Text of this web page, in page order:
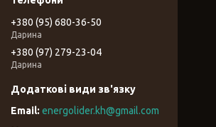
+380 (95) 680-36-50
Дарина
+380 (97) 279-23-04
Дарина
energolider.kh@gmail.com